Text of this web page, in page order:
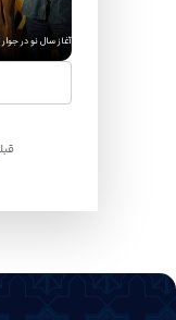
آغاز سال نو در